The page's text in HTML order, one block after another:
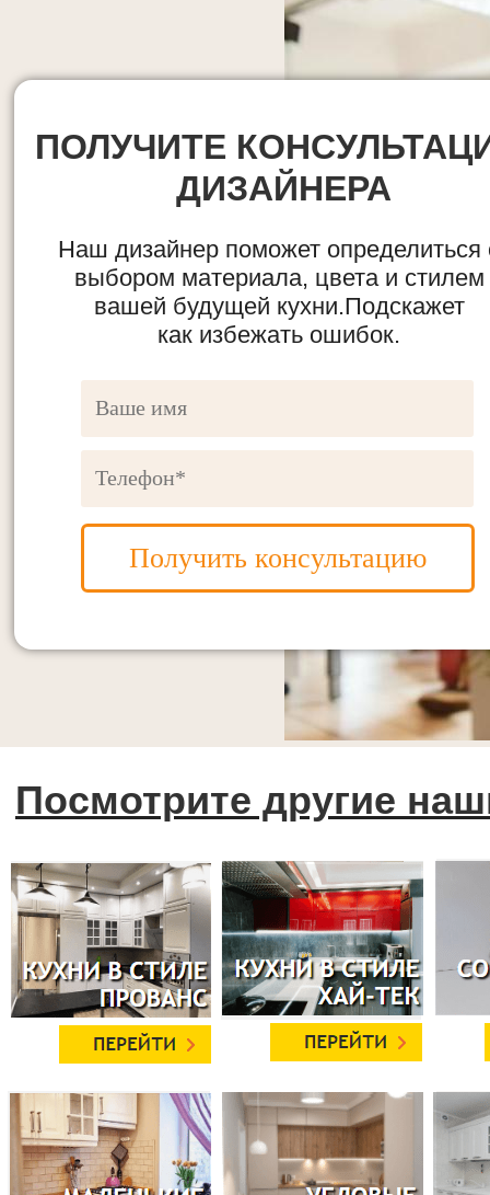
Получить консультацию
ПОЛУЧИТЕ
ДИЗАЙНЕРА
Наш дизайнер поможет определиться
выбором материала, цвета и стилем
вашей будущей кухни.Подскажет
как избежать ошибок.
Посмотрите другие